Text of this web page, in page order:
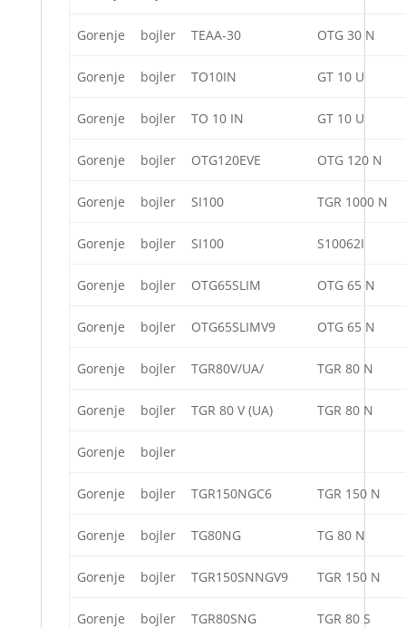
Gorenje bojler TEAA-30 OTG 30 N
Gorenje bojler TO10IN GT 10 U
Gorenje bojler TO 10 IN GT 10 U
Gorenje bojler OTG120EVE OTG 120 N
Gorenje bojler SI100 TGR 1000 N
Gorenje bojler SI100 S10062I
Gorenje bojler OTG65SLIM OTG 65 N
Gorenje bojler OTG65SLIMV9 OTG 65 N
Gorenje bojler TGR80V/UA/ TGR 80 N
Gorenje bojler TGR 80 V (UA) TGR 80 N
Gorenje bojler
Gorenje bojler TGR150NGC6 TGR 150 N
Gorenje bojler TG80NG TG 80 N
Gorenje bojler TGR150SNNGV9 TGR 150 N
Gorenje bojler TGR80SNG TGR 80 S